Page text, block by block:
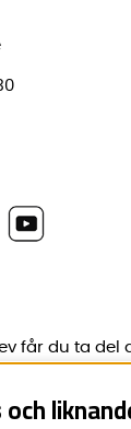
får du ta del
och